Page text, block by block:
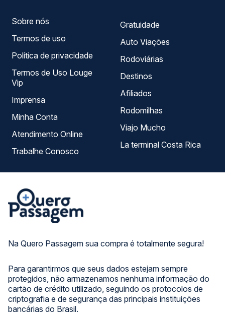
Na Quero Passagem sua compra é totalmente segura!
Para garantirmos que seus dados estejam sempre
protegidos, não armazenamos nenhuma informação do
cartão de crédito utilizado, seguindo os protocolos de
criptografia e de segurança das principais instituições
bancárias do Brasil.
Sobre nós
Termos de uso
Política de privacidade
Termos de Uso Louge
Vip
Imprensa
Minha Conta
Atendimento Online
Trabalhe Conosco
Gratuidade
Auto Viações
Rodoviárias
Destinos
Afiliados
Rodomilhas
Viajo Mucho
La terminal Costa Rica